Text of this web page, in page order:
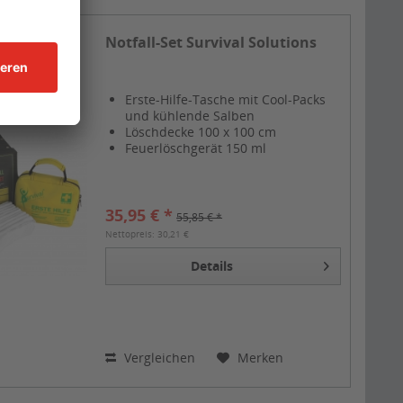
Notfall-Set Survival Solutions
Erste-Hilfe-Tasche mit Cool-Packs
und kühlende Salben
Löschdecke 100 x 100 cm
Feuerlöschgerät 150 ml
35,95 € * 55,85 € *
Nettopreis: 30,21 €
Details
Vergleichen Merken